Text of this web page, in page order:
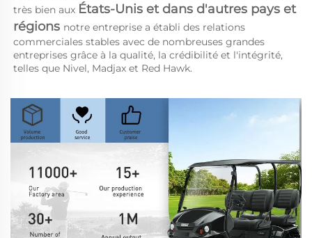
très bien aux États-Unis et dans d'autres pays et
régions notre entreprise a établi des relations
commerciales stables avec de nombreuses grandes
entreprises grâce à la qualité, la crédibilité et l'intégrité,
telles que Nivel, Madjax et Red Hawk.